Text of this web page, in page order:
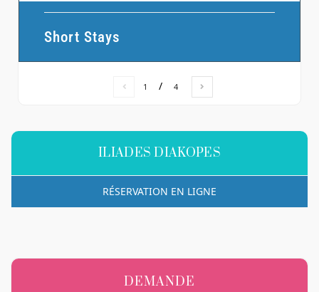
Short Stays
1 / 4
ILIADES DIAKOPES
RÉSERVATION EN LIGNE
DEMANDE